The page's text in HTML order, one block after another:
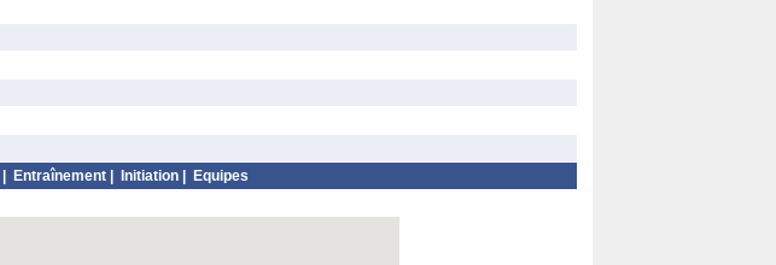
Entraînement Initiation Equipes